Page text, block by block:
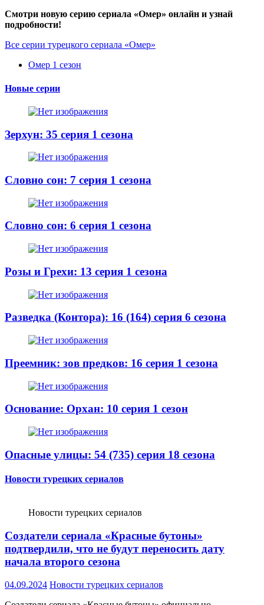
Смотри новую серию сериала «Омер» онлайн и узнай
подробности!
Все серии турецкого сериала «Омер»
Омер 1 сезон
Новые серии
Зерхун: 35 серия 1 сезона
Словно сон: 7 серия 1 сезона
Словно сон: 6 серия 1 сезона
Розы и Грехи: 13 серия 1 сезона
Разведка (Контора): 16 (164) серия 6 сезона
Преемник: зов предков: 16 серия 1 сезона
Основание: Орхан: 10 серия 1 сезон
Опасные улицы: 54 (735) серия 18 сезона
Новости турецких сериалов
Новости турецких сериалов
Создатели сериала «Красные бутоны»
подтвердили, что не будут переносить дату
начала второго сезона
04.09.2024 Новости турецких сериалов